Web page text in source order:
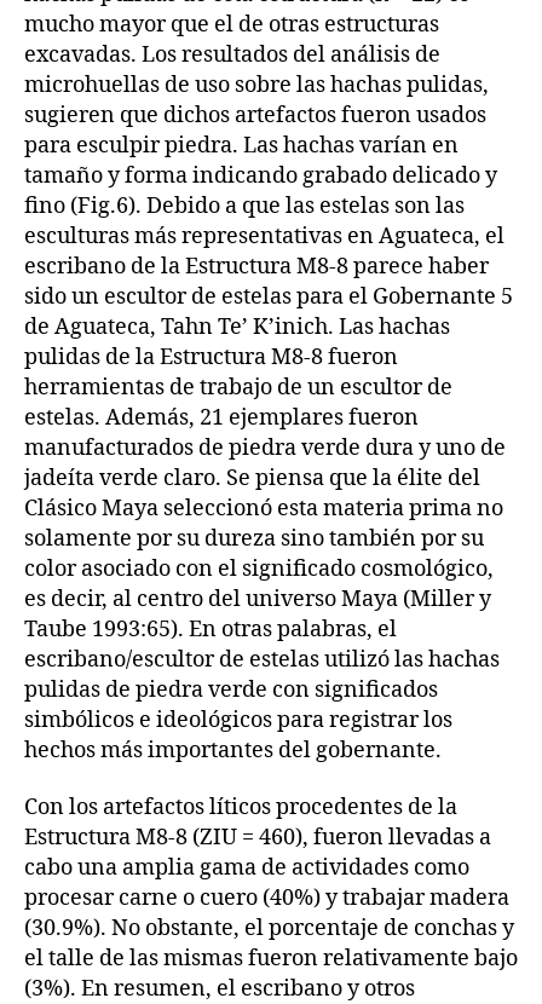
mucho mayor que el de otras estructuras
excavadas. Los resultados del análisis de
microhuellas de uso sobre las hachas pulidas,
sugieren que dichos artefactos fueron usados
para esculpir piedra. Las hachas varían en
tamaño y forma indicando grabado delicado y
fino (Fig.6). Debido a que las estelas son las
esculturas más representativas en Aguateca, el
escribano de la Estructura M8-8 parece haber
sido un escultor de estelas para el Gobernante 5
de Aguateca, Tahn Te’ K’inich. Las hachas
pulidas de la Estructura M8-8 fueron
herramientas de trabajo de un escultor de
estelas. Además, 21 ejemplares fueron
manufacturados de piedra verde dura y uno de
jadeíta verde claro. Se piensa que la élite del
Clásico Maya seleccionó esta materia prima no
solamente por su dureza sino también por su
color asociado con el significado cosmológico,
es decir, al centro del universo Maya (Miller y
Taube 1993:65). En otras palabras, el
escribano/escultor de estelas utilizó las hachas
pulidas de piedra verde con significados
simbólicos e ideológicos para registrar los
hechos más importantes del gobernante.
Con los artefactos líticos procedentes de la
Estructura M8-8 (ZIU = 460), fueron llevadas a
cabo una amplia gama de actividades como
procesar carne o cuero (40%) y trabajar madera
(30.9%). No obstante, el porcentaje de conchas y
el talle de las mismas fueron relativamente bajo
(3%). En resumen, el escribano y otros